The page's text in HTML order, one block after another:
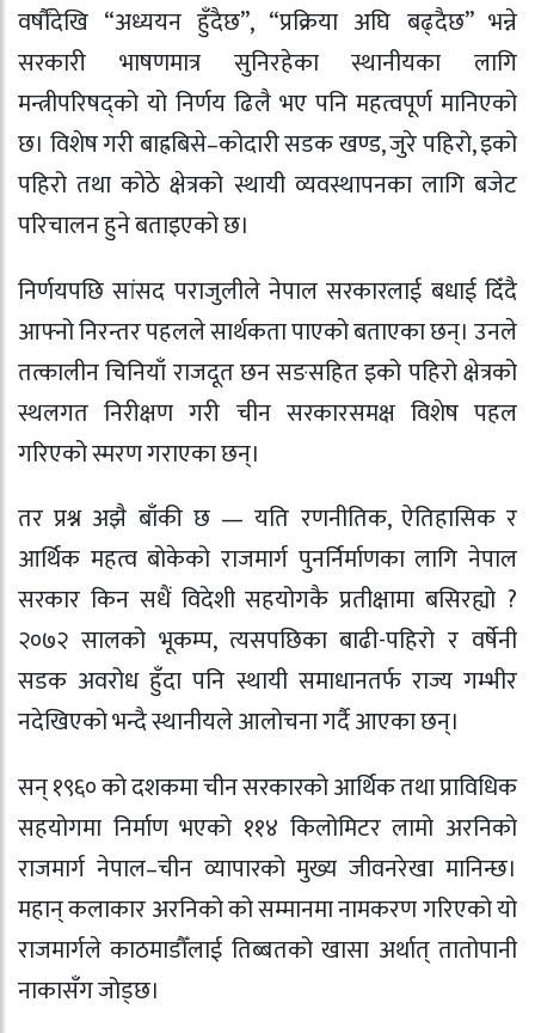
वर्षौंदेखि “अध्ययन हुँदैछ”, “प्रक्रिया अघि बढ्दैछ” भन्ने
सरकारी भाषणमात्र सुनिरहेका स्थानीयका लागि
मन्त्रीपरिषद्को यो निर्णय ढिलै भए पनि महत्वपूर्ण मानिएको
छ। विशेष गरी बाह्रबिसे–कोदारी सडक खण्ड, जुरे पहिरो, इको
पहिरो तथा कोठे क्षेत्रको स्थायी व्यवस्थापनका लागि बजेट
परिचालन हुने बताइएको छ।
निर्णयपछि सांसद पराजुलीले नेपाल सरकारलाई बधाई दिँदै
आफ्नो निरन्तर पहलले सार्थकता पाएको बताएका छन्। उनले
तत्कालीन चिनियाँ राजदूत छन सङसहित इको पहिरो क्षेत्रको
स्थलगत निरीक्षण गरी चीन सरकारसमक्ष विशेष पहल
गरिएको स्मरण गराएका छन्।
तर प्रश्न अझै बाँकी छ — यति रणनीतिक, ऐतिहासिक र
आर्थिक महत्व बोकेको राजमार्ग पुनर्निर्माणका लागि नेपाल
सरकार किन सधैं विदेशी सहयोगकै प्रतीक्षामा बसिरह्यो ?
२०७२ सालको भूकम्प, त्यसपछिका बाढी-पहिरो र वर्षेनी
सडक अवरोध हुँदा पनि स्थायी समाधानतर्फ राज्य गम्भीर
नदेखिएको भन्दै स्थानीयले आलोचना गर्दै आएका छन्।
सन् १९६० को दशकमा चीन सरकारको आर्थिक तथा प्राविधिक
सहयोगमा निर्माण भएको ११४ किलोमिटर लामो अरनिको
राजमार्ग नेपाल–चीन व्यापारको मुख्य जीवनरेखा मानिन्छ।
महान् कलाकार अरनिको को सम्मानमा नामकरण गरिएको यो
राजमार्गले काठमाडौँलाई तिब्बतको खासा अर्थात् तातोपानी
नाकासँग जोड्छ।